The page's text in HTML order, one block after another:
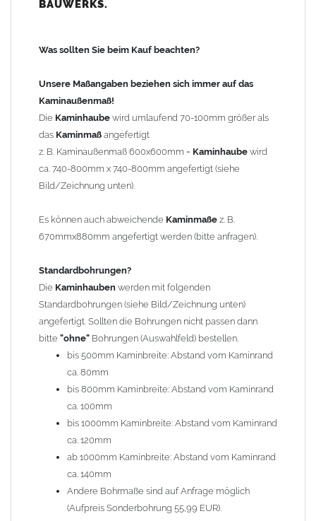
100mm
120mm
140mm
Andere Bohrmaße sind auf Anfrage möglich (Aufpreis
Sonderbohrung 55,99 EUR).
Befestigung/Stützen
Kaminhaubewird inkl. EdelstahlBefestigungsmaterial
geliefert. Die Standardflachstützen sind aus
beträgt ca. 25cm bis 30cm. DieKaminhaubekann mit längeren
Stützen bis Höhe 450mm geliefert werden (Aufpreis 42,89 EUR).
Kaminkopfabdeckung
Kaminhaubewirdohne Kaminkopfabdeckung
Kaminkopfabdeckungenfinden Sie unter "Kaminabdeckung
Es stehen insgesamt 20 verschiedene Typen zur Auswahl. Bitte
Auswahlfeldangeben.
Standardhauben siehe Auswahlfeld: 01 Haus,03 Welle
(unser Topseller)
Laube, 13 Schwalbe, 14 Sattel Welle, 15 Welle 90° gedreht,
17 Dach, 18 Plafond 2, 19 S-Line, 20 Pult
Typ 07 (Welle hoch) und 08 (Doppel Welle) haben einen
Aufpreis von 20% (bitte anfragen - Bestellung nicht über
Shop möglich).
Die Typen 02 (Bogen), 06 (Krempe), 09 (Pagode), 10
BAUWERKS.
Was sollten Sie beim Kauf beachten?
Unsere Maßangaben beziehen sich immer auf das
Kaminaußenmaß!
Die Kaminhaube wird umlaufend 70-100mm größer als
das Kaminmaß angefertigt
z. B. Kaminaußenmaß 600x600mm = Kaminhaube wird
ca. 740-800mm x 740-800mm angefertigt (siehe
Bild/Zeichnung unten).
Es können auch abweichende Kaminmaße z. B.
670mmx880mm angefertigt werden (bitte anfragen).
Standardbohrungen?
Die Kaminhauben werden mit folgenden
Standardbohrungen (siehe Bild/Zeichnung unten)
angefertigt. Sollten die Bohrungen nicht passen dann
bitte "ohne" Bohrungen (Auswahlfeld) bestellen.
bis 500mm Kaminbreite: Abstand vom Kaminrand
ca. 80mm
bis 800mm Kaminbreite: Abstand vom Kaminrand
ca. 100mm
bis 1000mm Kaminbreite: Abstand vom Kaminrand
ca. 120mm
ab 1000mm Kaminbreite: Abstand vom Kaminrand
ca. 140mm
Andere Bohrmaße sind auf Anfrage möglich
(Aufpreis Sonderbohrung 55,99 EUR).